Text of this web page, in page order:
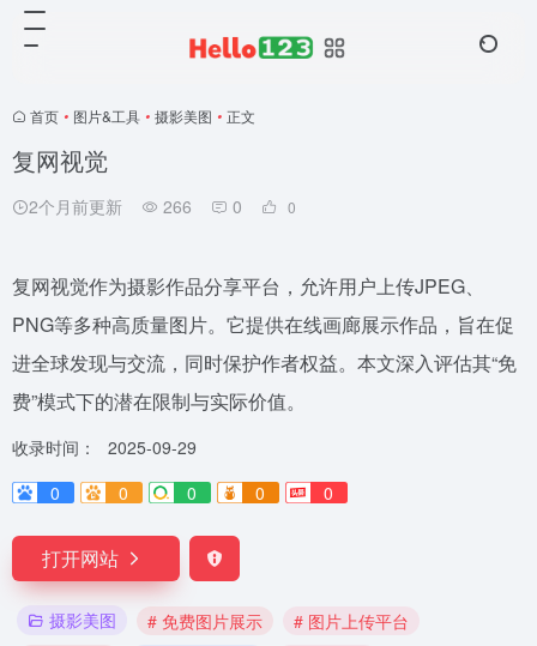
首页 • 图片&工具 • 摄影美图 • 正文
复网视觉
2个月前更新 266 0 0
复网视觉作为摄影作品分享平台，允许用户上传JPEG、
PNG等多种高质量图片。它提供在线画廊展示作品，旨在促
进全球发现与交流，同时保护作者权益。本文深入评估其“免
费”模式下的潜在限制与实际价值。
收录时间：
2025-09-29
0
0 0 0 0
打开网站
摄影美图 # 免费图片展示
# 图片上传平台